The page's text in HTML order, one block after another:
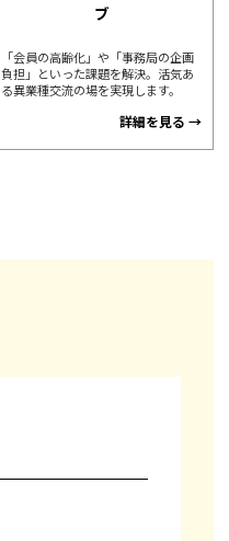
ブ
「会員の高齢化」や「事務局の企画
負担」といった課題を解決。活気あ
る異業種交流の場を実現します。
詳細を見る